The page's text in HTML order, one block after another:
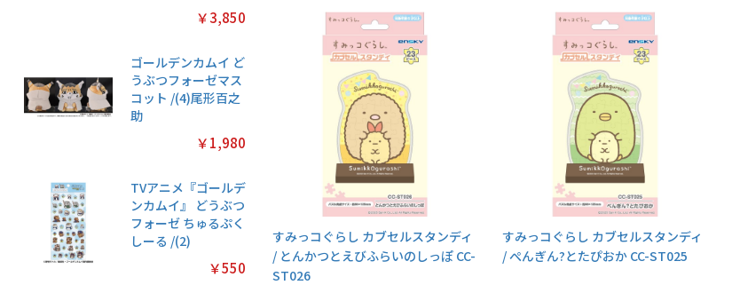
￥3,850
ゴールデンカムイ ど
うぶつフォーゼマス
コット /(4)尾形百之
助
￥1,980
TVアニメ『ゴールデ
ンカムイ』 どうぶつ
フォーゼ ちゅるぷく
しーる /(2)
￥550
すみっコぐらし カブセルスタンディ
/ とんかつとえびふらいのしっぽ CC-
ST026
すみっコぐらし カブセルスタンディ
/ ぺんぎん?とたぴおか CC-ST025
お買い物を続ける カートへ進む